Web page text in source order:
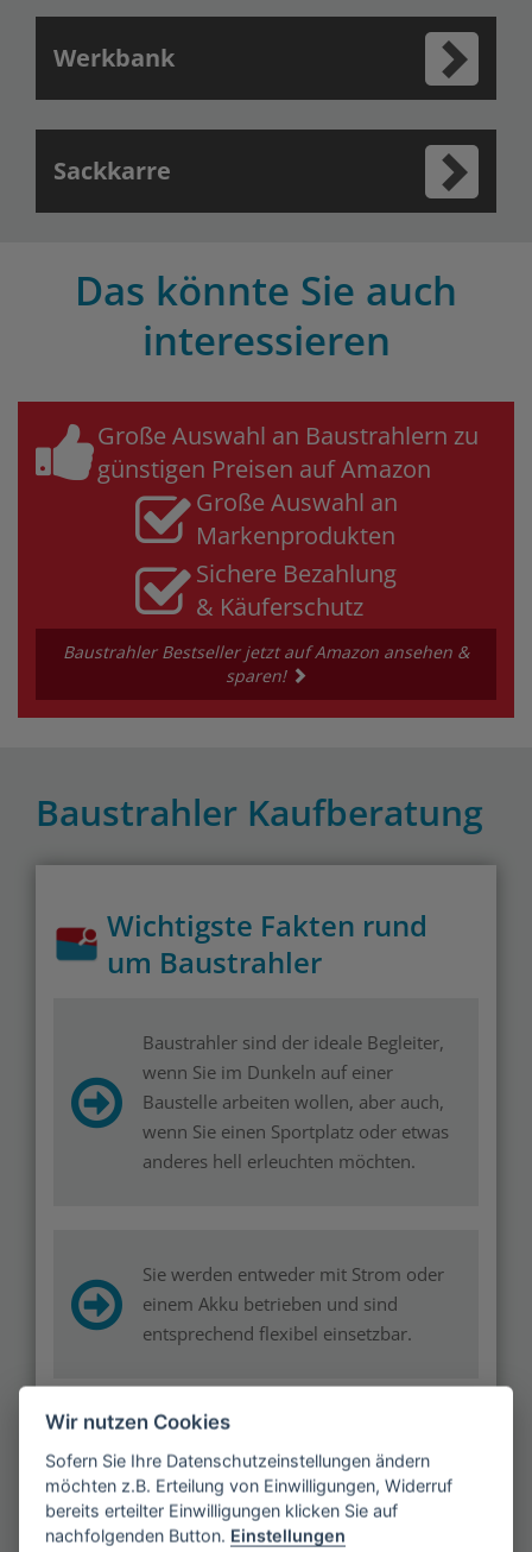
Werkbank
Sackkarre
Das könnte Sie auch
interessieren
Große Auswahl an Baustrahlern zu
günstigen Preisen auf Amazon
Große Auswahl an
Markenprodukten
Sichere Bezahlung
& Käuferschutz
Baustrahler Bestseller jetzt auf Amazon ansehen &
sparen!
Baustrahler Kaufberatung
Wichtigste Fakten rund
um Baustrahler
Baustrahler sind der ideale Begleiter,
wenn Sie im Dunkeln auf einer
Baustelle arbeiten wollen, aber auch,
wenn Sie einen Sportplatz oder etwas
anderes hell erleuchten möchten.
Sie werden entweder mit Strom oder
einem Akku betrieben und sind
entsprechend flexibel einsetzbar.
Baustrahlern, die gewisse Vor- und
Nachteilen besitzen: Halogenstrahler
und LED-Strahler
Wir nutzen Cookies
Sofern Sie Ihre Datenschutzeinstellungen ändern
möchten z.B. Erteilung von Einwilligungen, Widerruf
bereits erteilter Einwilligungen klicken Sie auf
nachfolgenden Button. Einstellungen